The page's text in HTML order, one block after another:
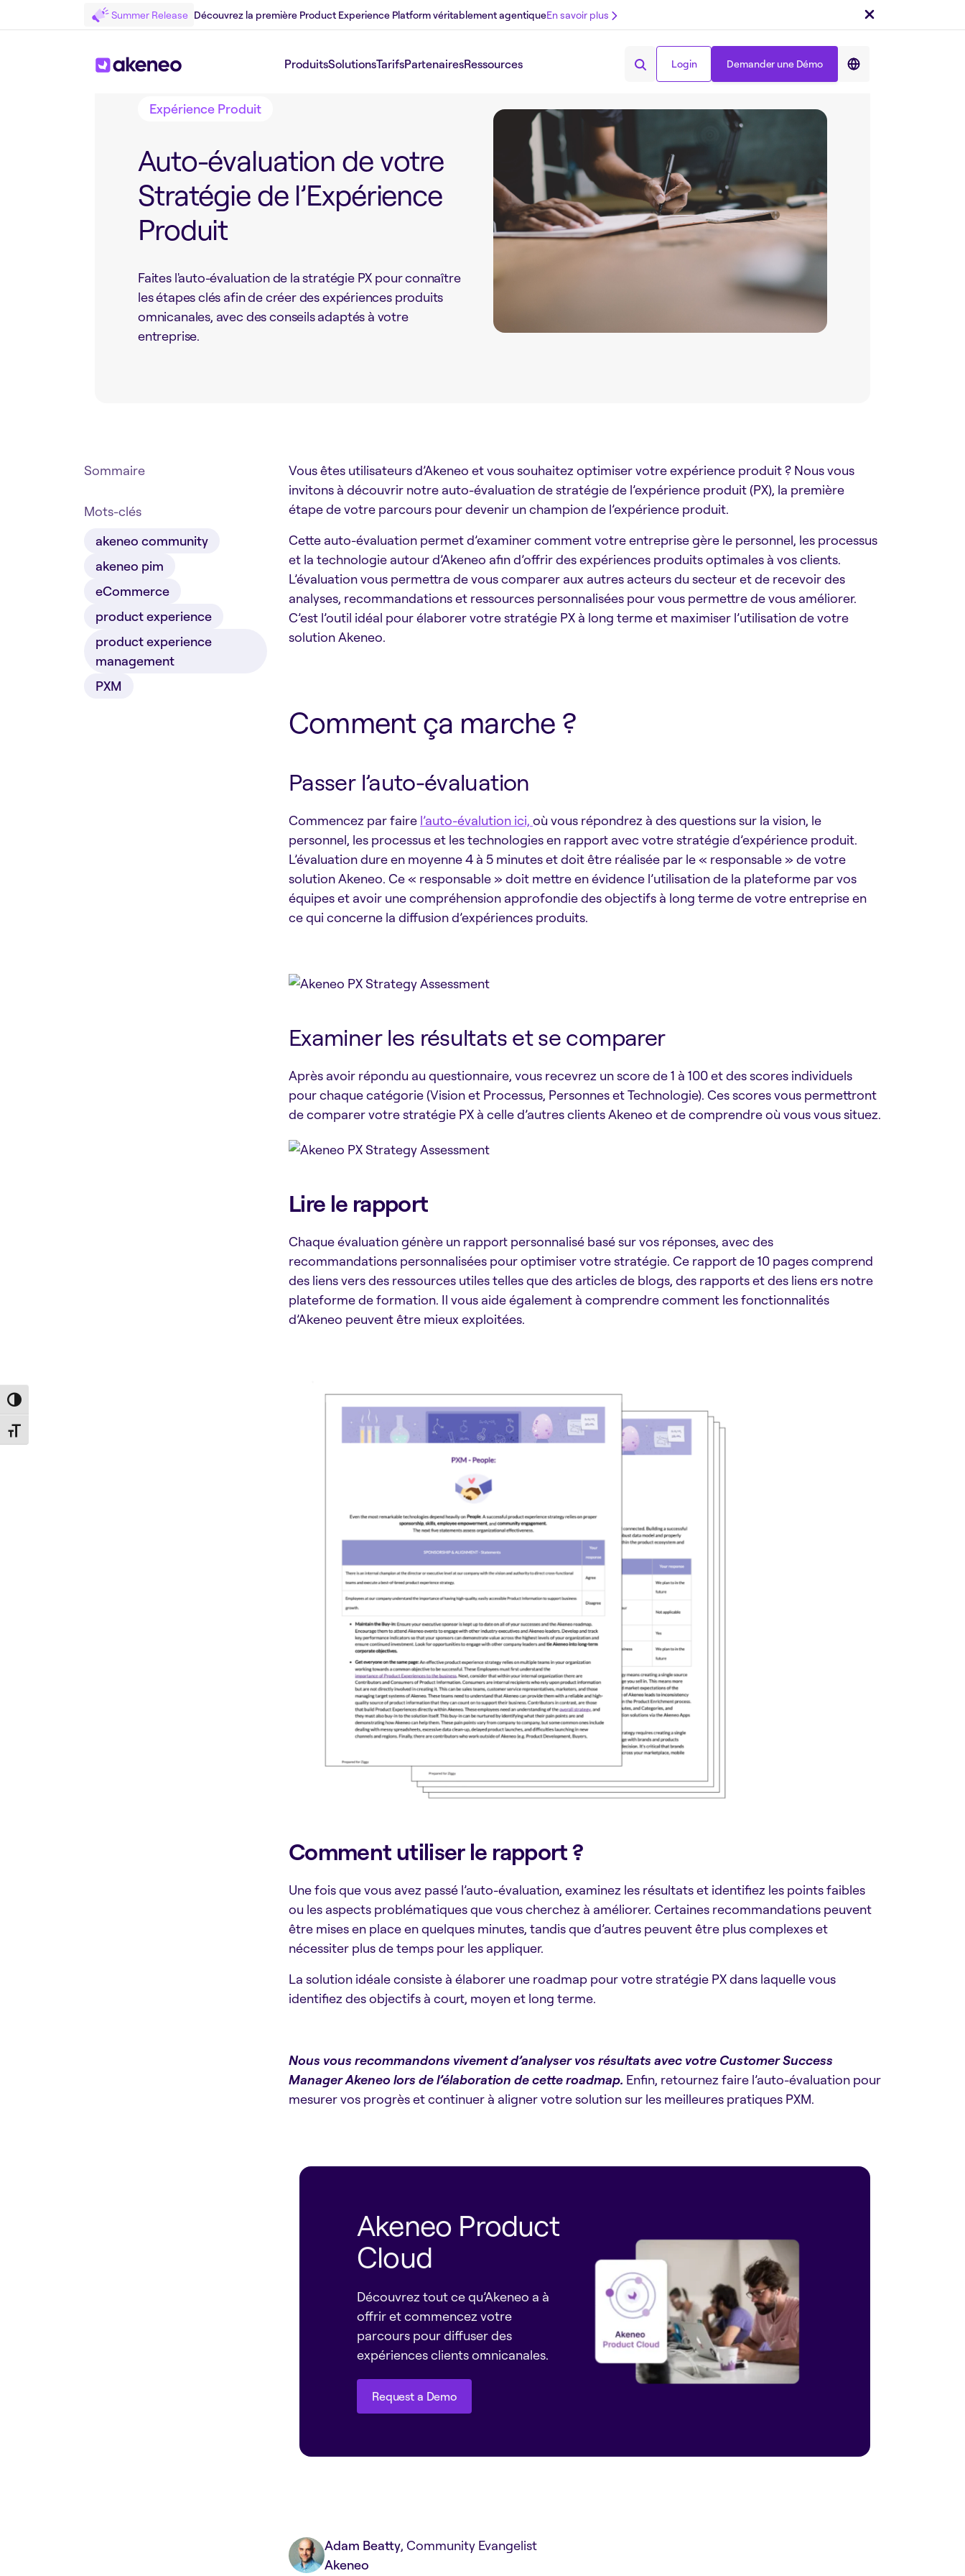
Toggle High Contrast
Toggle Font size
Summer Release Découvrez la première Product Experience Platform véritablement agentiqueEn savoir plus
ProduitsSolutionsTarifsPartenairesRessources Login Demander une Démo
Retour au Blog
Expérience Produit
Auto-évaluation de votre
Stratégie de l’Expérience
Produit
Faites l'auto-évaluation de la stratégie PX pour connaître
les étapes clés afin de créer des expériences produits
omnicanales, avec des conseils adaptés à votre
entreprise.
Sommaire
Mots-clés
akeneo community
akeneo pim
eCommerce
product experience
product experience
management
PXM
Vous êtes utilisateurs d’Akeneo et vous souhaitez optimiser votre expérience produit ? Nous vous
invitons à découvrir notre auto-évaluation de stratégie de l’expérience produit (PX), la première
étape de votre parcours pour devenir un champion de l’expérience produit.
Cette auto-évaluation permet d’examiner comment votre entreprise gère le personnel, les processus
et la technologie autour d’Akeneo afin d’offrir des expériences produits optimales à vos clients.
L’évaluation vous permettra de vous comparer aux autres acteurs du secteur et de recevoir des
analyses, recommandations et ressources personnalisées pour vous permettre de vous améliorer.
C’est l’outil idéal pour élaborer votre stratégie PX à long terme et maximiser l’utilisation de votre
solution Akeneo.
Comment ça marche ?
Passer l’auto-évaluation
Commencez par faire l’auto-évalution ici, où vous répondrez à des questions sur la vision, le
personnel, les processus et les technologies en rapport avec votre stratégie d’expérience produit.
L’évaluation dure en moyenne 4 à 5 minutes et doit être réalisée par le « responsable » de votre
solution Akeneo. Ce « responsable » doit mettre en évidence l’utilisation de la plateforme par vos
équipes et avoir une compréhension approfondie des objectifs à long terme de votre entreprise en
ce qui concerne la diffusion d’expériences produits.
Examiner les résultats et se comparer
Après avoir répondu au questionnaire, vous recevrez un score de 1 à 100 et des scores individuels
pour chaque catégorie (Vision et Processus, Personnes et Technologie). Ces scores vous permettront
de comparer votre stratégie PX à celle d’autres clients Akeneo et de comprendre où vous vous situez.
Lire le rapport
Chaque évaluation génère un rapport personnalisé basé sur vos réponses, avec des
recommandations personnalisées pour optimiser votre stratégie. Ce rapport de 10 pages comprend
des liens vers des ressources utiles telles que des articles de blogs, des rapports et des liens ers notre
plateforme de formation. Il vous aide également à comprendre comment les fonctionnalités
d’Akeneo peuvent être mieux exploitées.
Comment utiliser le rapport ?
Une fois que vous avez passé l’auto-évaluation, examinez les résultats et identifiez les points faibles
ou les aspects problématiques que vous cherchez à améliorer. Certaines recommandations peuvent
être mises en place en quelques minutes, tandis que d’autres peuvent être plus complexes et
nécessiter plus de temps pour les appliquer.
La solution idéale consiste à élaborer une roadmap pour votre stratégie PX dans laquelle vous
identifiez des objectifs à court, moyen et long terme.
Nous vous recommandons vivement d’analyser vos résultats avec votre Customer Success
Manager Akeneo lors de l’élaboration de cette roadmap. Enfin, retournez faire l’auto-évaluation pour
mesurer vos progrès et continuer à aligner votre solution sur les meilleures pratiques PXM.
Akeneo Product
Cloud
Découvrez tout ce qu’Akeneo a à
offrir et commencez votre
parcours pour diffuser des
expériences clients omnicanales.
Request a Demo
Adam Beatty, Community Evangelist
Akeneo